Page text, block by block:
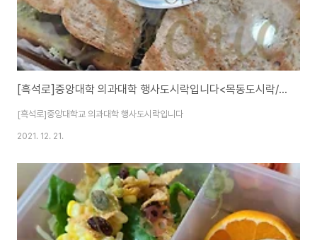
[흑석로]중앙대학 의과대학 행사도시락입니다<목동도시락/단체도시락/도시락케이터링:원스피크닉>
[흑석로]중앙대학교 의과대학 행사도시락입니다
2021. 12. 21.